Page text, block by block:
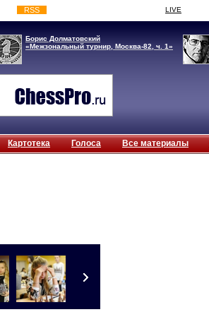
RSS LIVE
Борис Долматовский
«Межзональный турнир, Москва-82, ч. 1»
Картотека Голоса Все материалы